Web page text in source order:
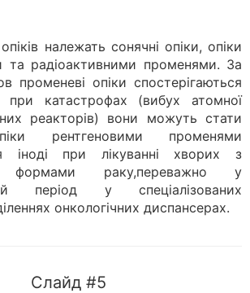
належать сонячні опіки, опіки
та радіоактивними променями. За
променеві опіки спостерігаються
при катастрофах (вибух атомної
реакторів) вони можуть стати
рентгеновими променями
іноді при лікуванні хворих з
формами раку,переважно у
період у спеціалізованих
онкологічних диспансерах.
Слайд #5